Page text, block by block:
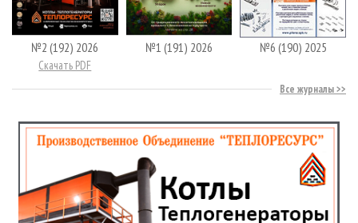
№2 (192) 2026
Скачать PDF
№1 (191) 2026 №6 (190) 2025
Все журналы